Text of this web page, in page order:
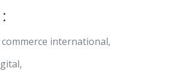
international,